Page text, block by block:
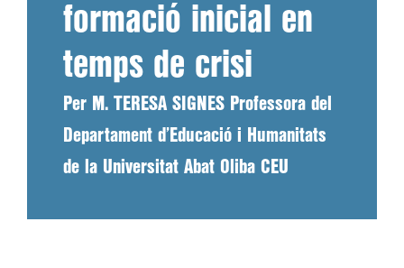
formació inicial en
temps de crisi
Per M. TERESA SIGNES Professora del
Departament d’Educació i Humanitats
de la Universitat Abat Oliba CEU